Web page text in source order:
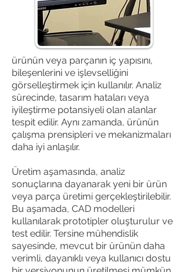
ürünün veya parçanın iç yapısını,
bileşenlerini ve işlevselliğini
görselleştirmek için kullanılır. Analiz
sürecinde, tasarım hataları veya
iyileştirme potansiyeli olan alanlar
tespit edilir. Aynı zamanda, ürünün
çalışma prensipleri ve mekanizmaları
daha iyi anlaşılır.
Üretim aşamasında, analiz
sonuçlarına dayanarak yeni bir ürün
veya parça üretimi gerçekleştirilebilir.
Bu aşamada, CAD modelleri
kullanılarak prototipler oluşturulur ve
test edilir. Tersine mühendislik
sayesinde, mevcut bir ürünün daha
verimli, dayanıklı veya kullanıcı dostu
Powered by
InnoTech Apps